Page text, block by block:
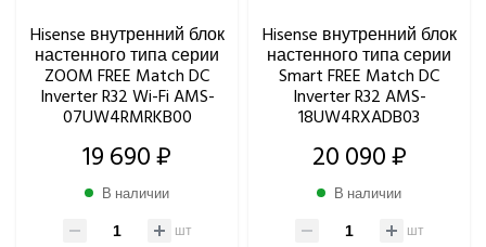
Hisense внутренний блок
настенного типа серии
ZOOM FREE Match DC
Inverter R32 Wi-Fi AMS-
07UW4RMRKB00
19 690 ₽
В наличии
шт
Hisense внутренний блок
настенного типа серии
Smart FREE Match DC
Inverter R32 AMS-
18UW4RXADB03
20 090 ₽
В наличии
шт